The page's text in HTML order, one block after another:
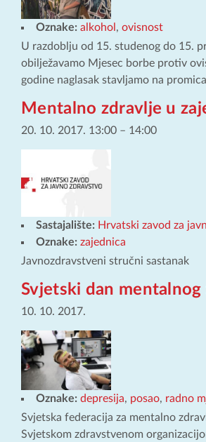
Oznake: alkohol , ovisnost
U razdoblju od 15. studenog do 15.
obilježavamo Mjesec borbe protiv
godine naglasak stavljamo na
Mentalno zdravlje u
20. 10. 2017. 13:00 – 14:00
Sastajalište: Hrvatski zavod za
Oznake: zajednica
Javnozdravstveni stručni sastanak
Svjetski dan mentalnog
10. 10. 2017.
Oznake: depresija, posao, radno
Svjetska federacija za mentalno
Svjetskom zdravstvenom